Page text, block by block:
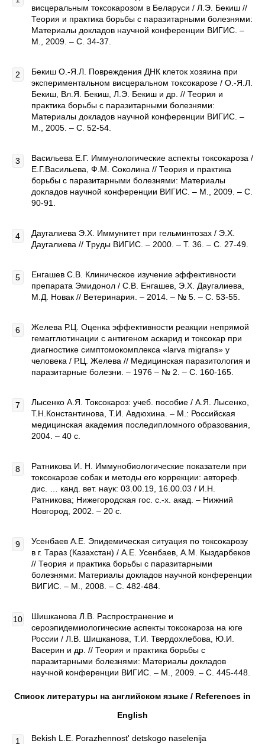
висцеральным токсокарозом в Беларуси / Л.Э. Бекиш //
Теория и практика борьбы с паразитарными болезнями:
Материалы докладов научной конференции ВИГИС. –
М., 2009. – С. 34-37.
Бекиш О.-Я.Л. Повреждения ДНК клеток хозяина при
экспериментальном висцеральном токсокарозе / О.-Я.Л.
Бекиш, Вл.Я. Бекиш, Л.Э. Бекиш и др. // Теория и
практика борьбы с паразитарными болезнями:
Материалы докладов научной конференции ВИГИС. –
М., 2005. – С. 52-54.
Васильева Е.Г. Иммунологические аспекты токсокароза /
Е.Г.Васильева, Ф.М. Соколина // Теория и практика
борьбы с паразитарными болезнями: Материалы
докладов научной конференции ВИГИС. – М., 2009. – С.
90-91.
Даугалиева Э.Х. Иммунитет при гельминтозах / Э.Х.
Даугалиева // Tpуды ВИГИС. – 2000. – Т. 36. – С. 27-49.
Енгашев С.В. Клиническое изучение эффективности
препарата Эмидонол / С.В. Енгашев, Э.Х. Даугалиева,
М.Д. Новак // Ветеринария. – 2014. – № 5. – С. 53-55.
Желева Р.Ц. Оценка эффективности реакции непрямой
гемагглютинации с антигеном аскарид и токсокар при
диагностике симптомокомплекса «larva migrans» у
человека / Р.Ц. Желева // Медицинская паразитология и
паразитарные болезни. – 1976 – № 2. – С. 160-165.
Лысенко А.Я. Токсокароз: учеб. пособие / А.Я. Лысенко,
Т.Н.Константинова, Т.И. Авдюхина. – М.: Российская
медицинская академия последипломного образования,
2004. – 40 с.
Ратникова И. Н. Иммунобиологические показатели при
токсокарозе собак и методы его коррекции: автореф.
дис. … канд. вет. наук: 03.00.19, 16.00.03 / И.Н.
Ратникова; Нижегородская гос. с.-х. акад. – Нижний
Новгород, 2002. – 20 с.
Усенбаев А.Е. Эпидемическая ситуация по токсокарозу
в г. Тараз (Казахстан) / А.Е. Усенбаев, А.М. Кыздарбеков
// Теория и практика борьбы с паразитарными
болезнями: Материалы докладов научной конференции
ВИГИС. – М., 2008. – С. 482-484.
Шишканова Л.В. Распространение и
сероэпидемиологические аспекты токсокароза на юге
России / Л.В. Шишканова, Т.И. Твердохлебова, Ю.И.
Васерин и др. // Теория и практика борьбы с
паразитарными болезнями: Материалы докладов
научной конференции ВИГИС. – М., 2009. – С. 445-448.
Список литературы на английском языке / References in
English
Bekish L.E. Porazhennost' detskogo naselenija